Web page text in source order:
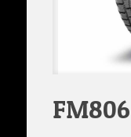
FM806